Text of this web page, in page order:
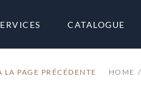
CATALOGUE
LA PAGE PRÉCÉDENTE HOME